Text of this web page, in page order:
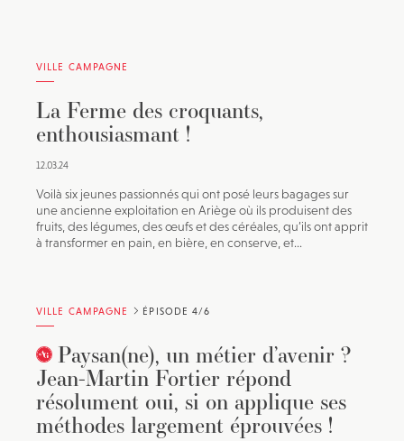
VILLE CAMPAGNE
La Ferme des croquants,
enthousiasmant !
12.03.24
Voilà six jeunes passionnés qui ont posé leurs bagages sur
une ancienne exploitation en Ariège où ils produisent des
fruits, des légumes, des œufs et des céréales, qu’ils ont apprit
à transformer en pain, en bière, en conserve, et...
VILLE CAMPAGNE ÉPISODE 4/6
Paysan(ne), un métier d’avenir ?
Jean-Martin Fortier répond
résolument oui, si on applique ses
méthodes largement éprouvées !